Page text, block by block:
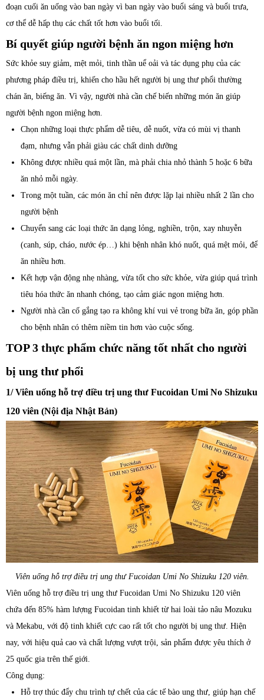
đoạn cuối ăn uống vào ban ngày vì ban ngày vào buổi sáng và buổi trưa,
cơ thể dễ hấp thụ các chất tốt hơn vào buổi tối.
Bí quyết giúp người bệnh ăn ngon miệng hơn
Sức khỏe suy giảm, mệt mỏi, tinh thần uể oải và tác dụng phụ của các
phương pháp điều trị, khiến cho hầu hết người bị ung thư phổi thường
chán ăn, biếng ăn. Vì vậy, người nhà cần chế biến những món ăn giúp
người bệnh ngon miệng hơn.
Chọn những loại thực phẩm dễ tiêu, dễ nuốt, vừa có mùi vị thanh
đạm, nhưng vẫn phải giàu các chất dinh dưỡng
Không được nhiều quá một lần, mà phải chia nhỏ thành 5 hoặc 6 bữa
ăn nhỏ mỗi ngày.
Trong một tuần, các món ăn chỉ nên được lặp lại nhiều nhất 2 lần cho
người bệnh
Chuyển sang các loại thức ăn dạng lỏng, nghiền, trộn, xay nhuyễn
(canh, súp, cháo, nước ép…) khi bệnh nhân khó nuốt, quá mệt mỏi, để
ăn nhiều hơn.
Kết hợp vận động nhẹ nhàng, vừa tốt cho sức khỏe, vừa giúp quá trình
tiêu hóa thức ăn nhanh chóng, tạo cảm giác ngon miệng hơn.
Người nhà cần cố gắng tạo ra không khí vui vẻ trong bữa ăn, góp phần
cho bệnh nhân có thêm niềm tin hơn vào cuộc sống.
TOP 3 thực phẩm chức năng tốt nhất cho người
bị ung thư phổi
1/ Viên uống hỗ trợ điều trị ung thư Fucoidan Umi No Shizuku
120 viên (Nội địa Nhật Bản)
Viên uống hỗ trợ điều trị ung thư Fucoidan Umi No Shizuku 120 viên.
Viên uống hỗ trợ điều trị ung thư Fucoidan Umi No Shizuku 120 viên
chứa đến 85% hàm lượng Fucoidan tinh khiết từ hai loài tảo nâu Mozuku
và Mekabu, với độ tinh khiết cực cao rất tốt cho người bị ung thư. Hiện
nay, với hiệu quả cao và chất lượng vượt trội, sản phẩm được yêu thích ở
25 quốc gia trên thế giới.
Công dụng:
Hỗ trợ thúc đẩy chu trình tự chết của các tế bào ung thư, giúp hạn chế